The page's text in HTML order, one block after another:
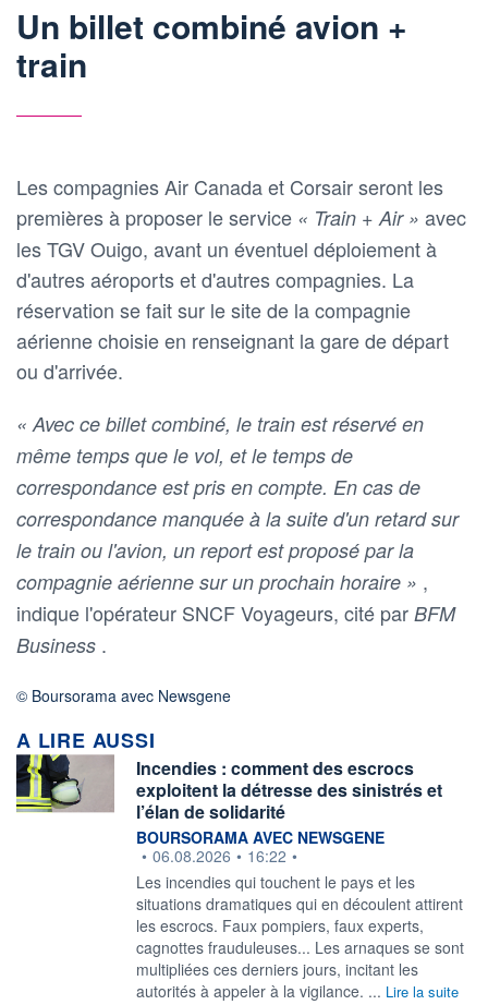
Un billet combiné avion +
train
Les compagnies Air Canada et Corsair seront les
premières à proposer le service « Train + Air » avec
les TGV Ouigo, avant un éventuel déploiement à
d'autres aéroports et d'autres compagnies. La
réservation se fait sur le site de la compagnie
aérienne choisie en renseignant la gare de départ
ou d'arrivée.
« Avec ce billet combiné, le train est réservé en
même temps que le vol, et le temps de
correspondance est pris en compte. En cas de
correspondance manquée à la suite d'un retard sur
le train ou l'avion, un report est proposé par la
compagnie aérienne sur un prochain horaire » ,
indique l'opérateur SNCF Voyageurs, cité par BFM
Business .
© Boursorama avec Newsgene
A LIRE AUSSI
Incendies : comment des escrocs
exploitent la détresse des sinistrés et
l’élan de solidarité
information fournie par
BOURSORAMA AVEC NEWSGENE
• 06.08.2026 • 16:22 •
Les incendies qui touchent le pays et les
situations dramatiques qui en découlent attirent
les escrocs. Faux pompiers, faux experts,
cagnottes frauduleuses... Les arnaques se sont
multipliées ces derniers jours, incitant les
autorités à appeler à la vigilance. ... Lire la suite